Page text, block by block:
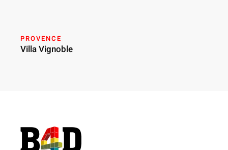
PROVENCE
Villa Vignoble